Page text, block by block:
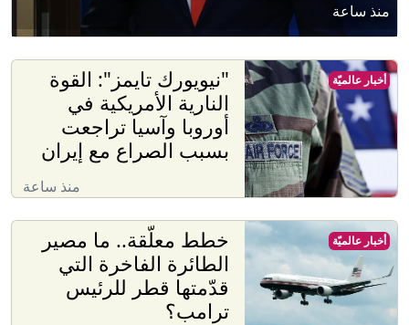
منذ ساعة
"نيويورك تايمز": القوة
النارية الأمريكية في
أوروبا وآسيا تراجعت
بسبب الصراع مع إيران
منذ ساعة
أخبار عالميّة
خطط معلّقة.. ما مصير
الطائرة الفاخرة التي
قدّمتها قطر للرئيس
ترامب؟
أخبار عالميّة